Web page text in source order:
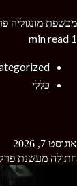
מכשפת מונגוליה
1 min read
כללי
אוגוסט 7, 2026
חתולה מעשנת פרקים